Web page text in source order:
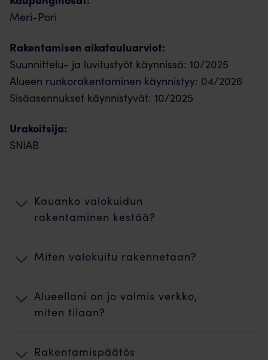
Meri-Pori
Rakentamisen aikatauluarviot:
Suunnittelu- ja luvitustyöt käynnissä: 10/2025
Alueen runkorakentaminen käynnistyy: 04/2026
Sisäasennukset käynnistyvät: 10/2025
Urakoitsija:
SNIAB
Kauanko valokuidun
rakentaminen kestää?
Miten valokuitu rakennetaan?
Alueellani on jo valmis verkko,
miten tilaan?
Rakentamispäätös